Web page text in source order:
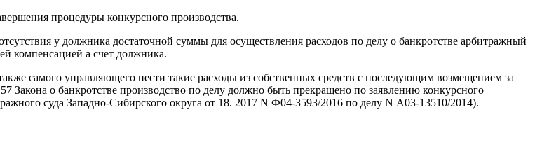
процедуры конкурсного производства.
у должника достаточной суммы для осуществления расходов по делу о банкротстве арбитражный
компенсацией а счет должника.
самого управляющего нести такие расходы из собственных средств с последующим возмещением за
Закона о банкротстве производство по делу должно быть прекращено по заявлению конкурсного
суда Западно-Сибирского округа от 18. 2017 N Ф04-3593/2016 по делу N А03-13510/2014).